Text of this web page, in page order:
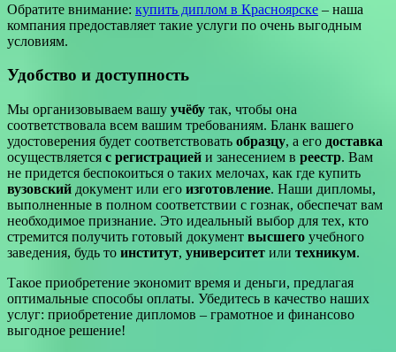
Обратите внимание: купить диплом в Красноярске – наша
компания предоставляет такие услуги по очень выгодным
условиям.
Удобство и доступность
Мы организовываем вашу учёбу так, чтобы она
соответствовала всем вашим требованиям. Бланк вашего
удостоверения будет соответствовать образцу, а его доставка
осуществляется с регистрацией и занесением в реестр. Вам
не придется беспокоиться о таких мелочах, как где купить
вузовский документ или его изготовление. Наши дипломы,
выполненные в полном соответствии с гознак, обеспечат вам
необходимое признание. Это идеальный выбор для тех, кто
стремится получить готовый документ высшего учебного
заведения, будь то институт, университет или техникум.
Такое приобретение экономит время и деньги, предлагая
оптимальные способы оплаты. Убедитесь в качество наших
услуг: приобретение дипломов – грамотное и финансово
выгодное решение!